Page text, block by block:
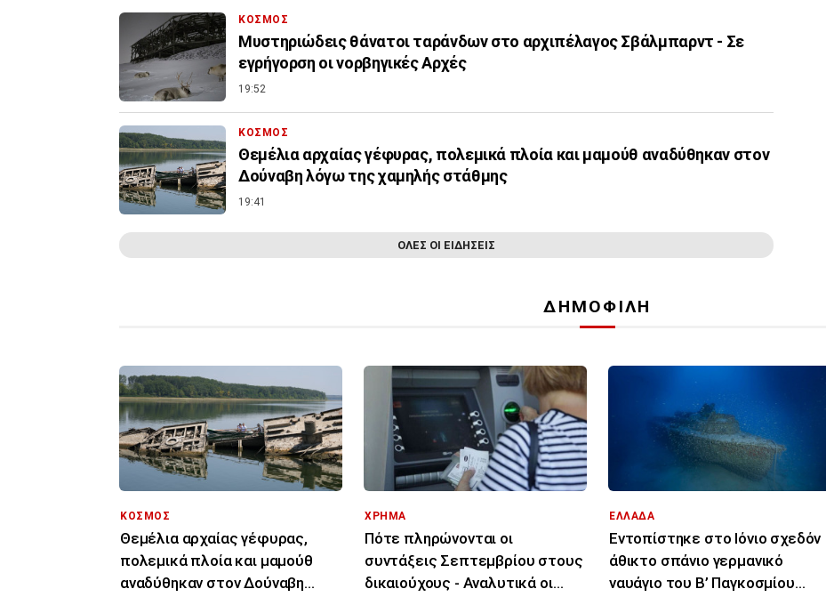
ΚΟΣΜΟΣ
Μυστηριώδεις θάνατοι ταράνδων στο αρχιπέλαγος Σβάλμπαρντ - Σε
εγρήγορση οι νορβηγικές Αρχές
19:52
ΚΟΣΜΟΣ
Θεμέλια αρχαίας γέφυρας, πολεμικά πλοία και μαμούθ αναδύθηκαν στον
Δούναβη λόγω της χαμηλής στάθμης
19:41
ΟΛΕΣ ΟΙ ΕΙΔΗΣΕΙΣ
ΔΗΜΟΦΙΛΗ
ΚΟΣΜΟΣ
Θεμέλια αρχαίας γέφυρας,
πολεμικά πλοία και μαμούθ
αναδύθηκαν στον Δούναβη
ΧΡΗΜΑ
Πότε πληρώνονται οι
συντάξεις Σεπτεμβρίου στους
δικαιούχους - Αναλυτικά οι
ΕΛΛΑΔΑ
Εντοπίστηκε στο Ιόνιο σχεδόν
άθικτο σπάνιο γερμανικό
ναυάγιο του Β’ Παγκοσμίου